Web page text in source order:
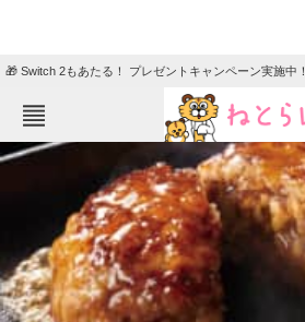
🎁 Switch 2もあたる！ プレゼントキャンペーン実施中！
ねとらぼメニュー
ニュース
エンタメ クイズ
グルメ
住まい